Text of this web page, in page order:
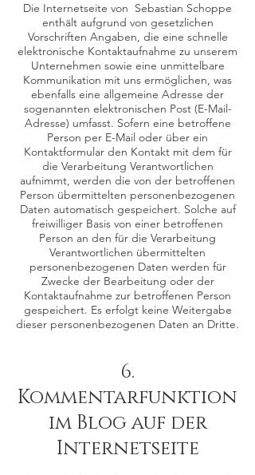
Die Internetseite von Sebastian Schoppe
enthält aufgrund von gesetzlichen
Vorschriften Angaben, die eine schnelle
elektronische Kontaktaufnahme zu unserem
Unternehmen sowie eine unmittelbare
Kommunikation mit uns ermöglichen, was
ebenfalls eine allgemeine Adresse der
sogenannten elektronischen Post (E-Mail-
Adresse) umfasst. Sofern eine betroffene
Person per E-Mail oder über ein
Kontaktformular den Kontakt mit dem für
die Verarbeitung Verantwortlichen
aufnimmt, werden die von der betroffenen
Person übermittelten personenbezogenen
Daten automatisch gespeichert. Solche auf
freiwilliger Basis von einer betroffenen
Person an den für die Verarbeitung
Verantwortlichen übermittelten
personenbezogenen Daten werden für
Zwecke der Bearbeitung oder der
Kontaktaufnahme zur betroffenen Person
gespeichert. Es erfolgt keine Weitergabe
dieser personenbezogenen Daten an Dritte.
6.
Kommentarfunktion
im Blog auf der
Internetseite